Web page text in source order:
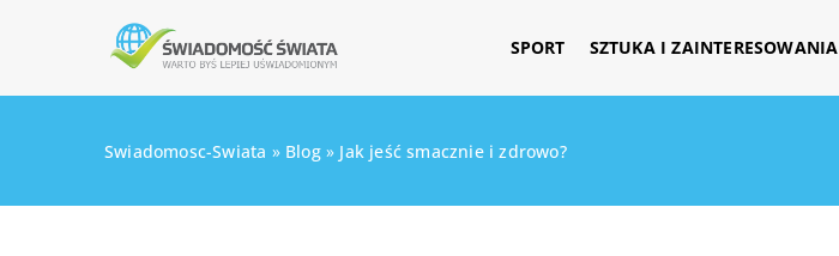
SPORT SZTUKA I ZAINTERESOWANIA
Swiadomosc-Swiata » Blog» Jak jeść smacznie i zdrowo?